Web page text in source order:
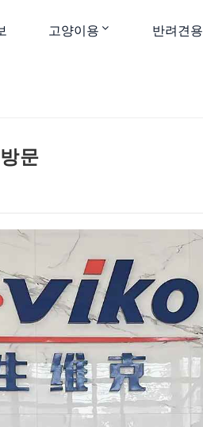
고양이용 반려견용
문